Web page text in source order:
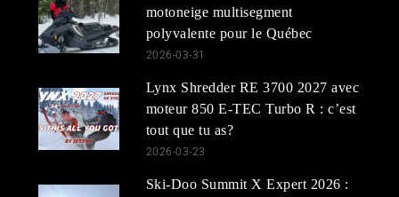
motoneige multisegment
polyvalente pour le Québec
2026-03-31
Lynx Shredder RE 3700 2027 avec
moteur 850 E-TEC Turbo R : c’est
tout que tu as?
2026-03-23
Ski-Doo Summit X Expert 2026 :